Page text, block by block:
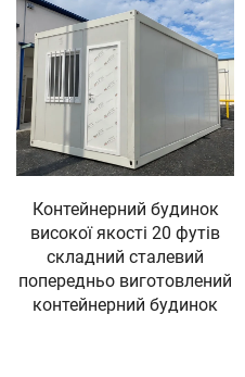
Контейнерний будинок
високої якості 20 футів
складний сталевий
попередньо виготовлений
контейнерний будинок